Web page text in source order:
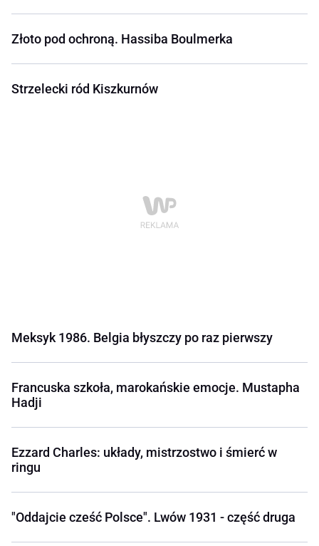
Złoto pod ochroną. Hassiba Boulmerka
Strzelecki ród Kiszkurnów
Meksyk 1986. Belgia błyszczy po raz pierwszy
Francuska szkoła, marokańskie emocje. Mustapha
Hadji
Ezzard Charles: układy, mistrzostwo i śmierć w
ringu
"Oddajcie cześć Polsce". Lwów 1931 - część druga